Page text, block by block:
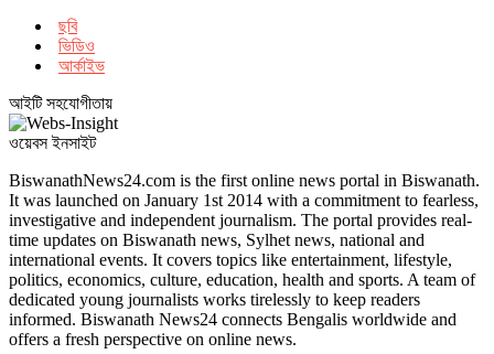
ছবি
ভিডিও
আর্কাইভ
আইটি সহযোগীতায়
ওয়েবস ইনসাইট
BiswanathNews24.com is the first online news portal in Biswanath.
It was launched on January 1st 2014 with a commitment to fearless,
investigative and independent journalism. The portal provides real-
time updates on Biswanath news, Sylhet news, national and
international events. It covers topics like entertainment, lifestyle,
politics, economics, culture, education, health and sports. A team of
dedicated young journalists works tirelessly to keep readers
informed. Biswanath News24 connects Bengalis worldwide and
offers a fresh perspective on online news.